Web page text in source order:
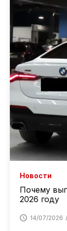
Новости
Почему
2026 году
14/07/2026